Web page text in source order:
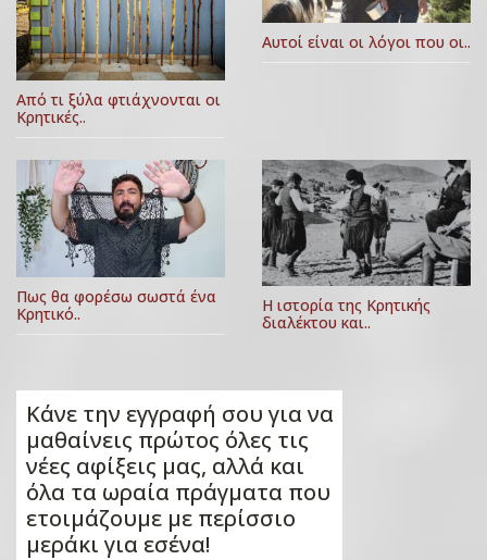
Από τι ξύλα φτιάχνονται οι
Κρητικές..
Αυτοί είναι οι λόγοι που οι..
Πως θα φορέσω σωστά ένα
Κρητικό..
Η ιστορία της Κρητικής
διαλέκτου και..
Κάνε την εγγραφή σου για να
μαθαίνεις πρώτος όλες τις
νέες αφίξεις μας, αλλά και
όλα τα ωραία πράγματα που
ετοιμάζουμε με περίσσιο
μεράκι για εσένα!